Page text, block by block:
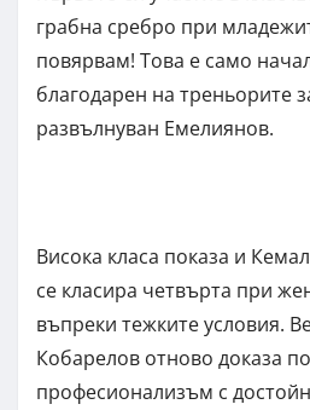
грабна сребро при
повярвам! Това е само
благодарен на треньорите
развълнуван Емелиянов.
Висока класа показа и
се класира четвърта при
въпреки тежките условия.
Кобарелов отново доказа
професионализъм с